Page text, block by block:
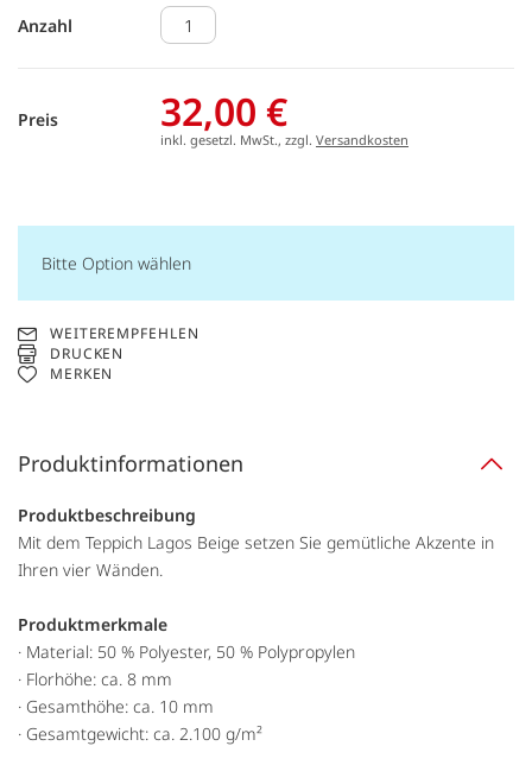
Anzahl
Preis 32,00 €
inkl. gesetzl. MwSt., zzgl. Versandkosten
Bitte Option wählen
WEITEREMPFEHLEN
DRUCKEN
MERKEN
Produktinformationen
Produktbeschreibung
Mit dem Teppich Lagos Beige setzen Sie gemütliche Akzente in
Ihren vier Wänden.
Produktmerkmale
· Material: 50 % Polyester, 50 % Polypropylen
· Florhöhe: ca. 8 mm
· Gesamthöhe: ca. 10 mm
· Gesamtgewicht: ca. 2.100 g/m²